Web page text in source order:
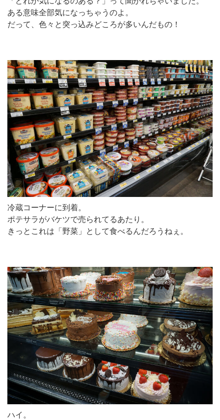
ある意味全部気になっちゃうのよ。
だって、色々と突っ込みどころが多いんだもの！
冷蔵コーナーに到着。
ポテサラがバケツで売られてるあたり。
きっとこれは「野菜」として食べるんだろうねぇ。
ハイ。